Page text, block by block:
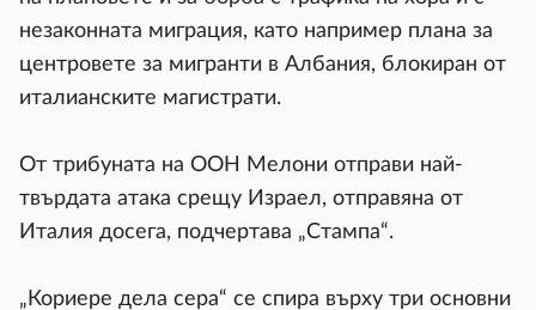
незаконната миграция, като например плана за
центровете за мигранти в Албания, блокиран от
италианските магистрати.
От трибуната на ООН Мелони отправи най-
твърдата атака срещу Израел, отправяна от
Италия досега, подчертава „Стампа“.
„Кориере дела сера“ се спира върху три основни